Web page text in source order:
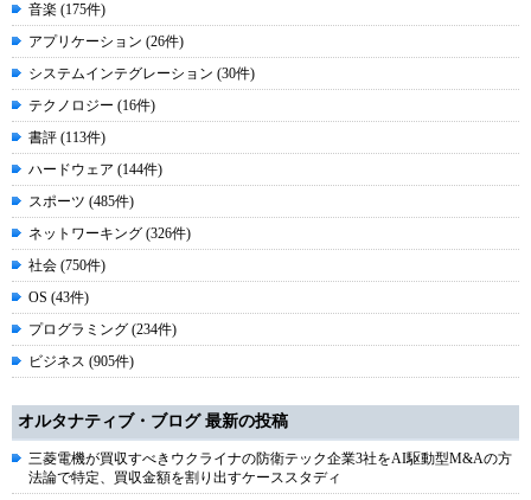
音楽 (175件)
アプリケーション (26件)
システムインテグレーション (30件)
テクノロジー (16件)
書評 (113件)
ハードウェア (144件)
スポーツ (485件)
ネットワーキング (326件)
社会 (750件)
OS (43件)
プログラミング (234件)
ビジネス (905件)
オルタナティブ・ブログ 最新の投稿
三菱電機が買収すべきウクライナの防衛テック企業3社をAI駆動型M&Aの方
法論で特定、買収金額を割り出すケーススタディ